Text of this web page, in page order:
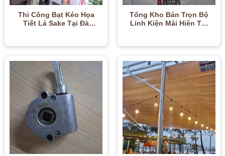
Thi Công Bạt Kéo Họa
Tiết Lá Sake Tại Đà
Tổng Kho Bán Trọn Bộ
Linh Kiện Mái Hiên Tại